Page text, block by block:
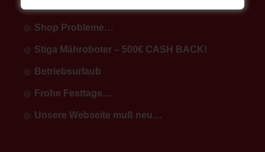
Shop Probleme…
Stiga Mähroboter – 500€ CASH BACK!
Betriebsurlaub
Frohe Festtage…
Unsere Webseite muß neu…